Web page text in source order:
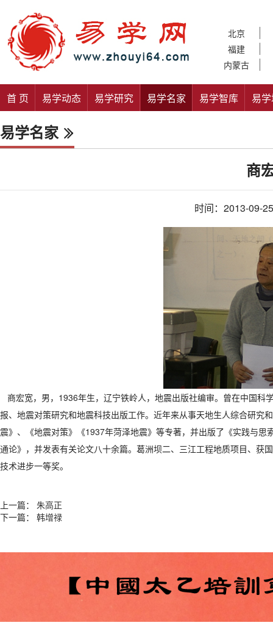
北京
福建
内蒙古
首 页 易学动态 易学研究 易学名家 易学智库 易
易学名家
商
时间：2013-09-25
商宏宽，男，1936年生，辽宁铁岭人，地震出版社编审。曾在中国
报、地震对策研究和地震科技出版工作。近年来从事天地生人综合研究
震》、《地震对策》《1937年菏泽地震》等专著，并出版了《实践与
通论》，并发表有关论文八十余篇。葛洲坝二、三江工程地质项目、获
技术进步一等奖。
上一篇： 朱高正
下一篇： 韩增禄